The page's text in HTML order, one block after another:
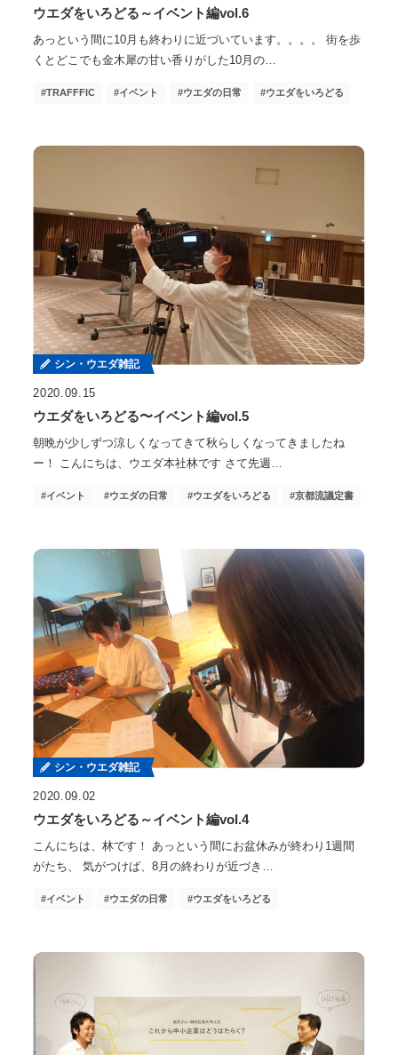
ウエダをいろどる～イベント編vol.6
あっという間に10月も終わりに近づいています。。。。 街を歩
くとどこでも金木犀の甘い香りがした10月の…
TRAFFFIC イベント ウエダの日常 ウエダをいろどる
シン・ウエダ雑記
2020.09.15
ウエダをいろどる〜イベント編vol.5
朝晩が少しずつ涼しくなってきて秋らしくなってきましたね
ー！ こんにちは、ウエダ本社林です さて先週…
イベント ウエダの日常 ウエダをいろどる 京都流議定書
シン・ウエダ雑記
2020.09.02
ウエダをいろどる～イベント編vol.4
こんにちは、林です！ あっという間にお盆休みが終わり1週間
がたち、 気がつけば、8月の終わりが近づき…
イベント ウエダの日常 ウエダをいろどる